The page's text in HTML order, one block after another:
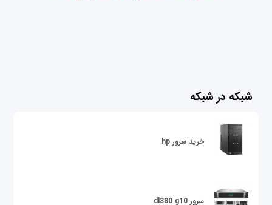
شبکه در شبکه
خرید سرور hp
سرور dl380 g10